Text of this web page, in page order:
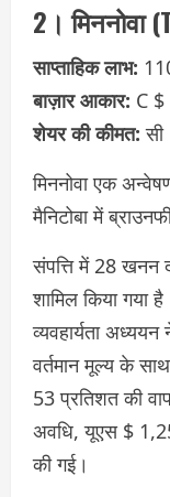
2। मिननोवा
साप्ताहिक लाभ:
बाज़ार आकार: C $
शेयर की कीमत:
मिननोवा एक
मैनिटोबा में
संपत्ति में 28 खनन
शामिल किया गया
व्यवहार्यता
वर्तमान मूल्य के
53 प्रतिशत की
अवधि, यूएस $
की गई।